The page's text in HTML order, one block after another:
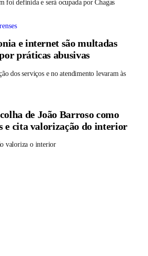
e internet são multadas
práticas abusivas
dos serviços e no atendimento levaram às
de João Barroso como
e cita valorização do interior
valoriza o interior